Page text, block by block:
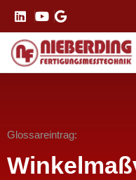
Glossareintrag: